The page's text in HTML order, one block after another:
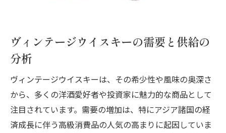
ヴィンテージウイスキーの需要と供給の
分析
ヴィンテージウイスキーは、その希少性や風味の奥深さ
から、多くの洋酒愛好者や投資家に魅力的な商品として
注目されています。需要の増加は、特にアジア諸国の経
済成長に伴う高級消費品の人気の高まりに起因していま